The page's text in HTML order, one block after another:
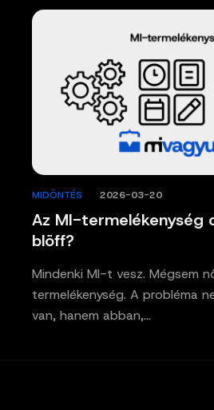
Az MI-termelékenység
blöff?
MIDÖNTÉS 2026-03-20
Mindenki MI-t vesz. Mégsem
termelékenység. A probléma
van, hanem abban,…